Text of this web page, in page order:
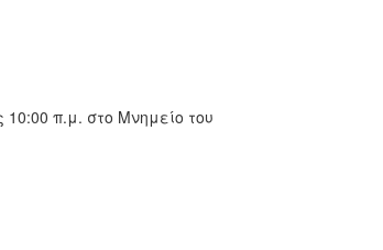
10:00 π.μ. στο Μνημείο του